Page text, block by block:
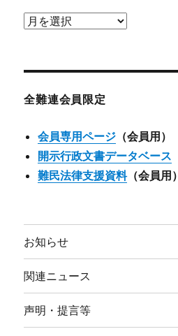
ア
ブ
全難連会員限定
会員専用ページ （会員用）
開示行政文書データベース
難民法律支援資料（会員用）
お知らせ
関連ニュース
声明・提言等